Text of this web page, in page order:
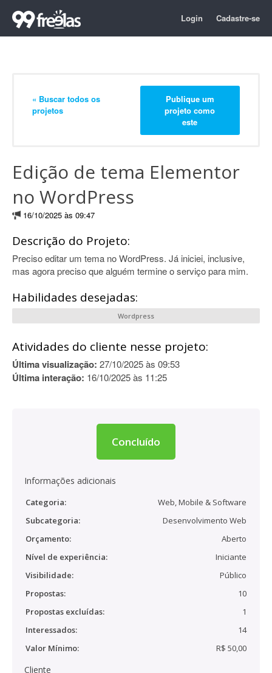
Login Cadastre-se
« Buscar todos os
projetos
Publique um
projeto como
este
Edição de tema Elementor
no WordPress
16/10/2025 às 09:47
Descrição do Projeto:
Preciso editar um tema no WordPress. Já iniciei, inclusive,
mas agora preciso que alguém termine o serviço para mim.
Habilidades desejadas:
Wordpress
Atividades do cliente nesse projeto:
Última visualização: 27/10/2025 às 09:53
Última interação: 16/10/2025 às 11:25
Concluído
Informações adicionais
Categoria:
Web, Mobile & Software
Subcategoria:
Desenvolvimento Web
Orçamento:
Aberto
Nível de experiência:
Iniciante
Visibilidade:
Público
Propostas:
10
Propostas excluídas:
1
Interessados:
14
Valor Mínimo:
R$ 50,00
Cliente